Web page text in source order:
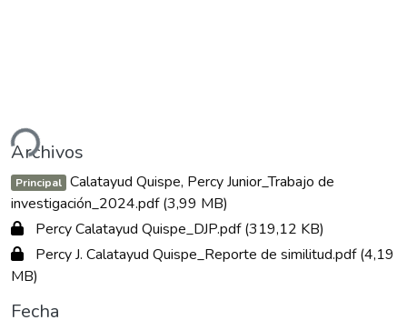
Archivos
Principal Calatayud Quispe, Percy Junior_Trabajo de
investigación_2024.pdf(3,99 MB)
Percy Calatayud Quispe_DJP.pdf(319,12 KB)
Percy J. Calatayud Quispe_Reporte de similitud.pdf(4,19
MB)
Fecha